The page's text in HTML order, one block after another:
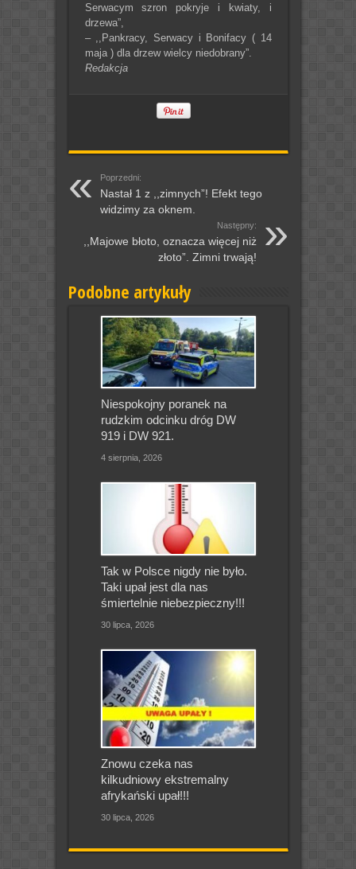
Serwacym szron pokryje i kwiaty, i
drzewa”,
– ,,Pankracy, Serwacy i Bonifacy ( 14
maja ) dla drzew wielcy niedobrany”.
Redakcja
Poprzedni:
Nastał 1 z ,,zimnych”! Efekt tego
widzimy za oknem.
Następny:
,,Majowe błoto, oznacza więcej niż
złoto”. Zimni trwają!
Podobne artykuły
Niespokojny poranek na
rudzkim odcinku dróg DW
919 i DW 921.
4 sierpnia, 2026
Tak w Polsce nigdy nie było.
Taki upał jest dla nas
śmiertelnie niebezpieczny!!!
30 lipca, 2026
Znowu czeka nas
kilkudniowy ekstremalny
afrykański upał!!!
30 lipca, 2026